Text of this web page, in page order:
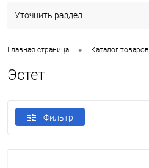
Уточнить раздел
Главная страница • Каталог товаров
Эстет
Фильтр